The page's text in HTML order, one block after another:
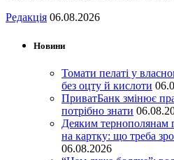
Редакція 06.08.2026
Новини
Томати пелаті у
без оцту й кислоти
ПриватБанк змінює
потрібно знати
Деяким тернополянам
на картку: що треба
06.08.2026